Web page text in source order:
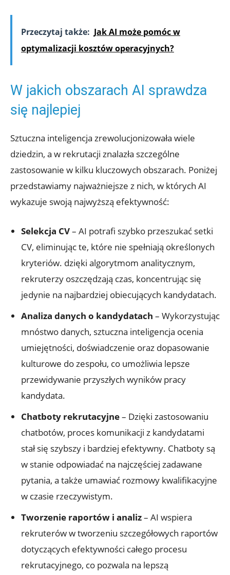
Przeczytaj także: Jak AI może pomóc w
optymalizacji kosztów operacyjnych?
W jakich obszarach AI sprawdza
się najlepiej
Sztuczna inteligencja zrewolucjonizowała wiele
dziedzin, a w rekrutacji znalazła szczególne
zastosowanie w kilku kluczowych obszarach. Poniżej
przedstawiamy najważniejsze z nich, w których AI
wykazuje swoją najwyższą efektywność:
Selekcja CV– AI potrafi szybko przeszukać setki
CV, eliminując te, które nie spełniają określonych
kryteriów. dzięki algorytmom analitycznym,
rekruterzy oszczędzają czas, koncentrując się
jedynie na najbardziej obiecujących kandydatach.
Analiza danych o kandydatach – Wykorzystując
mnóstwo danych, sztuczna inteligencja ocenia
umiejętności, doświadczenie oraz dopasowanie
kulturowe do zespołu, co umożliwia lepsze
przewidywanie przyszłych wyników pracy
kandydata.
Chatboty rekrutacyjne– Dzięki zastosowaniu
chatbotów, proces komunikacji z kandydatami
stał się szybszy i bardziej efektywny. Chatboty są
w stanie odpowiadać na najczęściej zadawane
pytania, a także umawiać rozmowy kwalifikacyjne
w czasie rzeczywistym.
Tworzenie raportów i analiz– AI wspiera
rekruterów w tworzeniu szczegółowych raportów
dotyczących efektywności całego procesu
rekrutacyjnego, co pozwala na lepszą